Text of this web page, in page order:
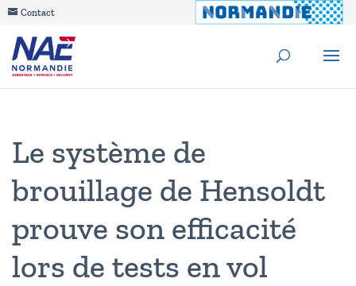
Contact
Le système de
brouillage de Hensoldt
prouve son efficacité
lors de tests en vol